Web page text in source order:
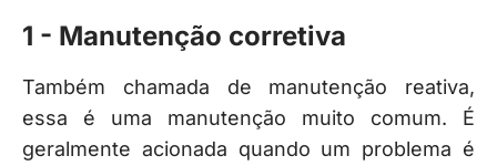
1 - Manutenção corretiva
Também chamada de manutenção reativa,
essa é uma manutenção muito comum. É
geralmente acionada quando um problema é